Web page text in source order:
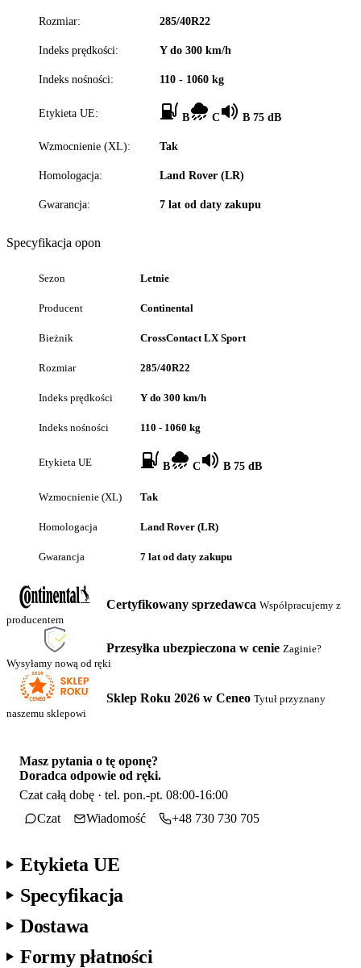
Rozmiar: 285/40R22
Indeks prędkości: Y do 300 km/h
Indeks nośności: 110 - 1060 kg
Etykieta UE: B C B 75 dB
Wzmocnienie (XL): Tak
Homologacja: Land Rover (LR)
Gwarancja: 7 lat od daty zakupu
Specyfikacja opon
Sezon Letnie
Producent Continental
Bieżnik CrossContact LX Sport
Rozmiar 285/40R22
Indeks prędkości Y do 300 km/h
Indeks nośności 110 - 1060 kg
Etykieta UE B C B 75 dB
Wzmocnienie (XL) Tak
Homologacja Land Rover (LR)
Gwarancja 7 lat od daty zakupu
Certyfikowany sprzedawca Współpracujemy z
producentem
Przesyłka ubezpieczona w cenie Zaginie?
Wysyłamy nową od ręki
Sklep Roku 2026 w Ceneo Tytuł przyznany
naszemu sklepowi
Masz pytania o tę oponę?
Doradca odpowie od ręki.
Czat całą dobę · tel. pon.-pt. 08:00-16:00
Czat
Wiadomość +48 730 730 705
Etykieta UE
Specyfikacja
Dostawa
Formy płatności